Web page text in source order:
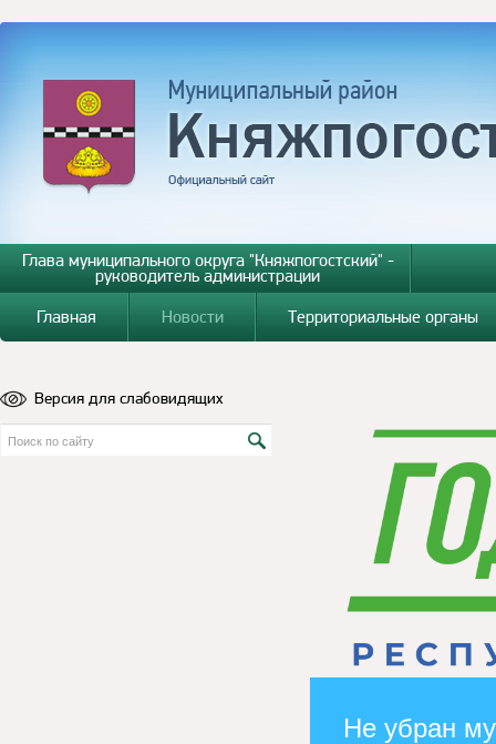
Глава муниципального округа "Княжпогостский" -
руководитель администрации
Главная
Новости Территориальные органы
Версия для слабовидящих
Не убран